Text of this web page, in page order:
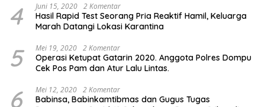
4 Juni 15, 2020 2 Komentar
Hasil Rapid Test Seorang Pria Reaktif Hamil, Keluarga
Marah Datangi Lokasi Karantina
5 Mei 19, 2020 2 Komentar
Operasi Ketupat Gatarin 2020. Anggota Polres Dompu
Cek Pos Pam dan Atur Lalu Lintas.
6 Mei 12, 2020 2 Komentar
Babinsa, Babinkamtibmas dan Gugus Tugas